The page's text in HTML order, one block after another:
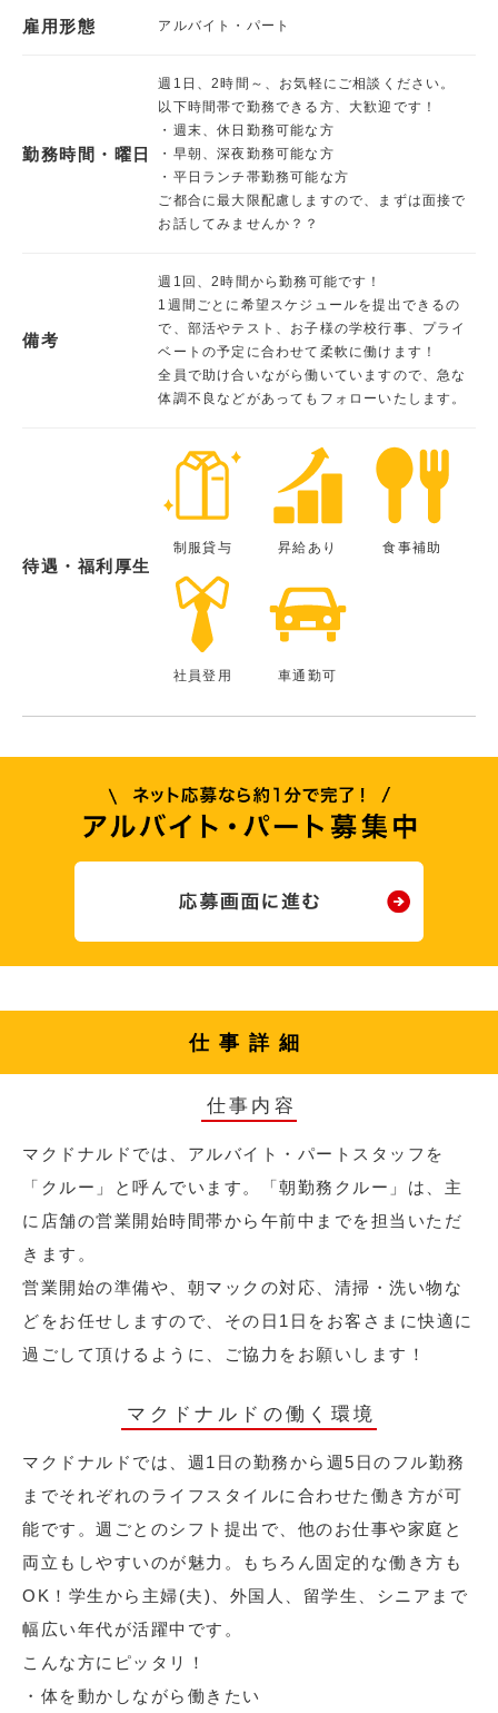
雇用形態 アルバイト・パート
勤務時間・曜日
週1日、2時間～、お気軽にご相談ください。
以下時間帯で勤務できる方、大歓迎です！
・週末、休日勤務可能な方
・早朝、深夜勤務可能な方
・平日ランチ帯勤務可能な方
ご都合に最大限配慮しますので、まずは面接で
お話してみませんか？？
備考
週1回、2時間から勤務可能です！
1週間ごとに希望スケジュールを提出できるの
で、部活やテスト、お子様の学校行事、プライ
ベートの予定に合わせて柔軟に働けます！
全員で助け合いながら働いていますので、急な
体調不良などがあってもフォローいたします。
待遇・福利厚生
制服貸与 昇給あり 食事補助
社員登用 車通勤可
仕事詳細
仕事内容
マクドナルドでは、アルバイト・パートスタッフを
「クルー」と呼んでいます。「朝勤務クルー」は、主
に店舗の営業開始時間帯から午前中までを担当いただ
きます。
営業開始の準備や、朝マックの対応、清掃・洗い物な
どをお任せしますので、その日1日をお客さまに快適に
過ごして頂けるように、ご協力をお願いします！
マクドナルドの働く環境
マクドナルドでは、週1日の勤務から週5日のフル勤務
までそれぞれのライフスタイルに合わせた働き方が可
能です。週ごとのシフト提出で、他のお仕事や家庭と
両立もしやすいのが魅力。もちろん固定的な働き方も
OK！学生から主婦(夫)、外国人、留学生、シニアまで
幅広い年代が活躍中です。
こんな方にピッタリ！
・体を動かしながら働きたい